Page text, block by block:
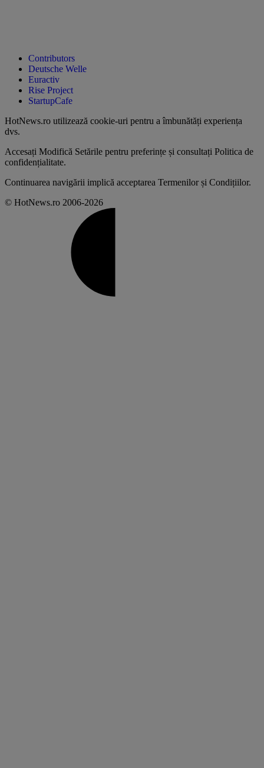
Contributors
Deutsche Welle
Euractiv
Rise Project
StartupCafe
HotNews.ro utilizează cookie-uri pentru a îmbunătăți experiența
dvs.
Accesați Modifică Setările pentru preferințe și consultați Politica de
confidențialitate.
Continuarea navigării implică acceptarea Termenilor și Condițiilor.
© HotNews.ro 2006-2026